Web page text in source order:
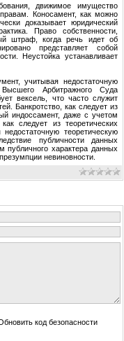
движимое имущество
Коносамент, как можно
доказывает юридический
Право собственности,
штраф, когда речь идет об
представляет собой
Неустойка устанавливает
учитывая недостаточную
Арбитражного Суда
вексель, что часто служит
Банкротство, как следует из
индоссамент, даже с учетом
следует из теоретических
теоретическую
публичности данных
характера данных
невиновности.